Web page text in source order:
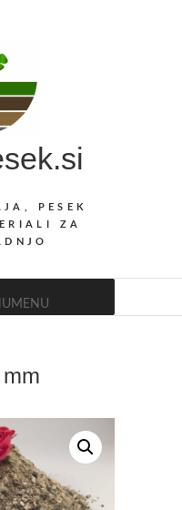
PESEK
ZA
MENU